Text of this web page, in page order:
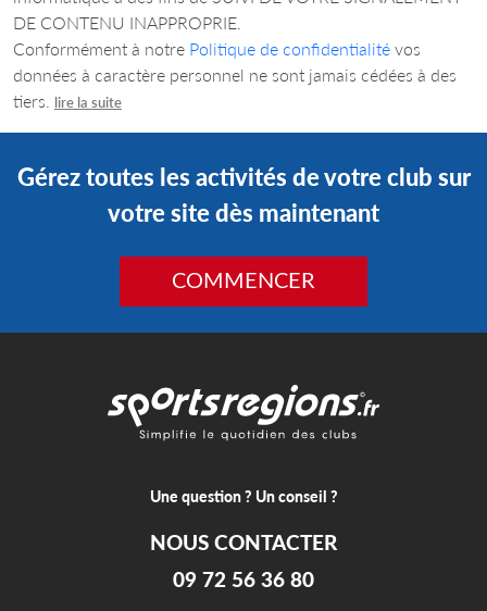
DE CONTENU INAPPROPRIE.
Conformément à notre Politique de confidentialité vos
données à caractère personnel ne sont jamais cédées à des
tiers.
lire la suite
Gérez toutes les activités de votre club sur
votre site dès maintenant
COMMENCER
Une question ? Un conseil ?
NOUS CONTACTER
09 72 56 36 80